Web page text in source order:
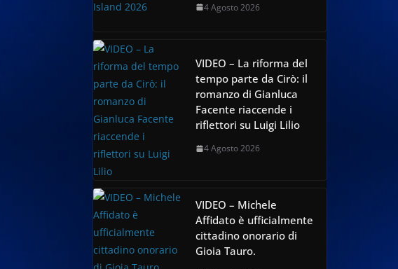
4 Agosto 2026
VIDEO – La riforma del
tempo parte da Cirò: il
romanzo di Gianluca
Facente riaccende i
riflettori su Luigi Lilio
4 Agosto 2026
VIDEO – Michele
Affidato è ufficialmente
cittadino onorario di
Gioia Tauro.